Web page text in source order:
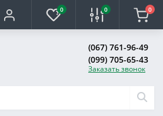
0 0 0
(067) 761-96-49
(099) 705-65-43
Заказать звонок